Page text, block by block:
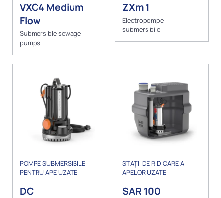
VXC4 Medium
Flow
Submersible sewage
pumps
ZXm 1
Electropompe
submersibile
POMPE SUBMERSIBILE
PENTRU APE UZATE
DC
STAȚII DE RIDICARE A
APELOR UZATE
SAR 100